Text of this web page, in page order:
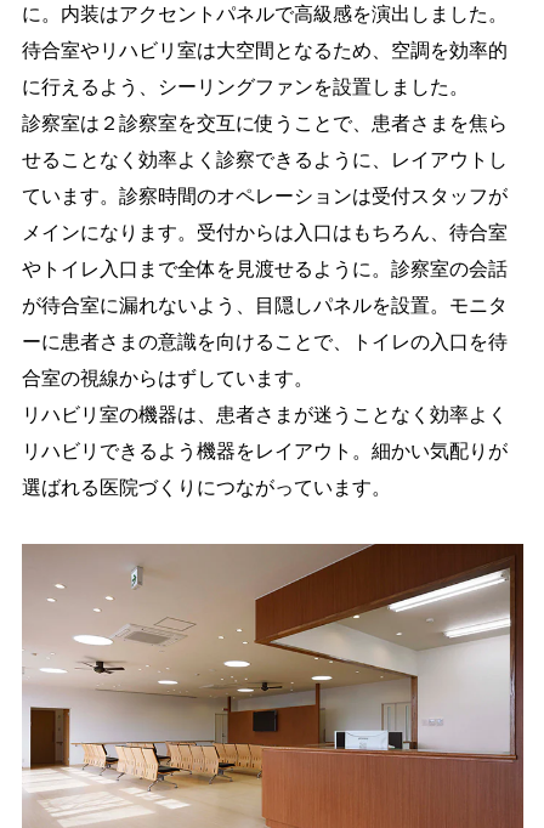
に。内装はアクセントパネルで高級感を演出しました。
待合室やリハビリ室は大空間となるため、空調を効率的
に行えるよう、シーリングファンを設置しました。
診察室は２診察室を交互に使うことで、患者さまを焦ら
せることなく効率よく診察できるように、レイアウトし
ています。診察時間のオペレーションは受付スタッフが
メインになります。受付からは入口はもちろん、待合室
やトイレ入口まで全体を見渡せるように。診察室の会話
が待合室に漏れないよう、目隠しパネルを設置。モニタ
ーに患者さまの意識を向けることで、トイレの入口を待
合室の視線からはずしています。
リハビリ室の機器は、患者さまが迷うことなく効率よく
リハビリできるよう機器をレイアウト。細かい気配りが
選ばれる医院づくりにつながっています。